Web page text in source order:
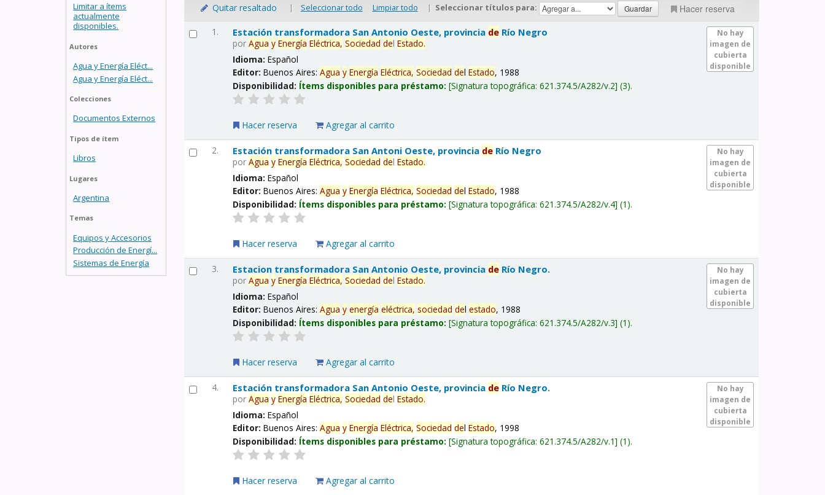
Limitar a ítems
actualmente
disponibles.
Autores
Agua y Energía Eléct...
Agua y Energía Eléct...
Colecciones
Documentos Externos
Tipos de ítem
Libros
Lugares
Argentina
Temas
Equipos y Accesorios
Producción de Energí...
Sistemas de Energía
Quitar resaltado | Seleccionar todo Limpiar todo | Seleccionar títulos para: Hacer reserva
1.
No hay
imagen de
cubierta
disponible
Estación transformadora San Antonio Oeste, provincia de Río Negro
porAgua y Energía Eléctrica, Sociedad delEstado.
Idioma:Español
Editor:Buenos Aires:Agua y Energía Eléctrica, Sociedad delEstado, 1988
Disponibilidad: Ítems disponibles para préstamo: Signatura topográfica:621.374.5/A282/v.2 (3).
Hacer reserva Agregar al carrito
2.
No hay
imagen de
cubierta
disponible
Estación transformadora San Antoni Oeste, provincia de Río Negro
porAgua y Energía Eléctrica, Sociedad delEstado.
Idioma:Español
Editor:Buenos Aires:Agua y Energía Eléctrica, Sociedad delEstado, 1988
Disponibilidad: Ítems disponibles para préstamo: Signatura topográfica:621.374.5/A282/v.4 (1).
Hacer reserva Agregar al carrito
3.
No hay
imagen de
cubierta
disponible
Estacion transformadora San Antonio Oeste, provincia de Río Negro.
porAgua y Energía Eléctrica, Sociedad delEstado.
Idioma:Español
Editor:Buenos Aires:Agua y energía eléctrica, sociedad delestado, 1988
Disponibilidad: Ítems disponibles para préstamo: Signatura topográfica:621.374.5/A282/v.3 (1).
Hacer reserva Agregar al carrito
4.
No hay
imagen de
cubierta
disponible
Estación transformadora San Antonio Oeste, provincia de Río Negro.
porAgua y Energía Eléctrica, Sociedad delEstado.
Idioma:Español
Editor:Buenos Aires:Agua y Energía Eléctrica, Sociedad delEstado, 1998
Disponibilidad: Ítems disponibles para préstamo: Signatura topográfica:621.374.5/A282/v.1 (1).
Hacer reserva Agregar al carrito